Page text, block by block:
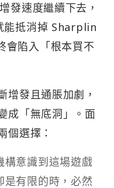
發速度繼續下去，
能抵消掉 Sharplin
會陷入「根本買不
增發且通脹加劇，
成「無底洞」。面
個選擇：
構意識到這場遊戲
是有限的時，必然